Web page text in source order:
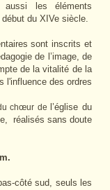
les éléments
du XIVe siècle.
sont inscrits et
de l’image, de
de la vitalité de la
l'influence des ordres
chœur de l’église du
réalisés sans doute
côté sud, seuls les